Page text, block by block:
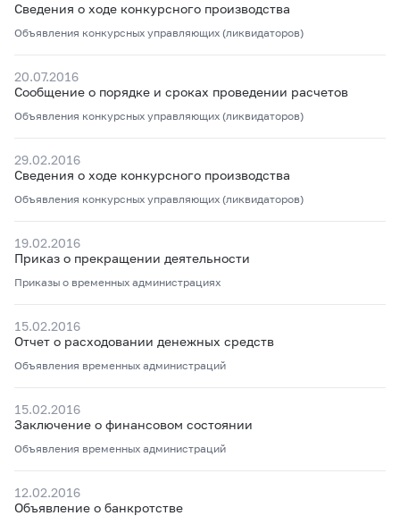
Сведения о ходе конкурсного производства
Объявления конкурсных управляющих (ликвидаторов)
20.07.2016
Сообщение о порядке и сроках проведении расчетов
Объявления конкурсных управляющих (ликвидаторов)
29.02.2016
Сведения о ходе конкурсного производства
Объявления конкурсных управляющих (ликвидаторов)
19.02.2016
Приказ о прекращении деятельности
Приказы о временных администрациях
15.02.2016
Отчет о расходовании денежных средств
Объявления временных администраций
15.02.2016
Заключение о финансовом состоянии
Объявления временных администраций
12.02.2016
Объявление о банкротстве